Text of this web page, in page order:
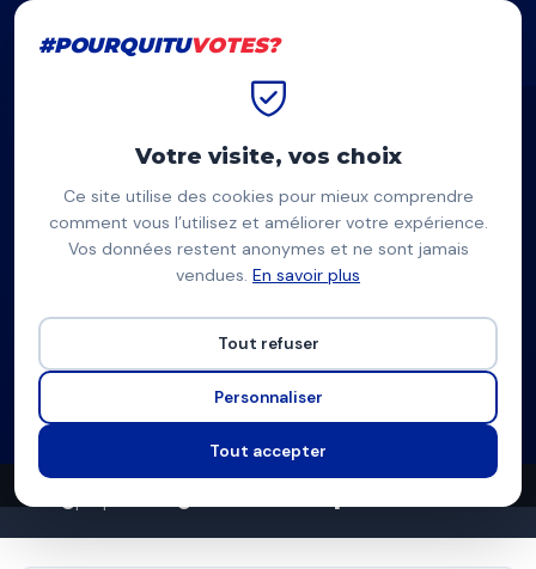
#POURQUITUVOTES?
YZ
Yanis Zerguit
SOLIDAIRE — Garges-lès-Gonesse
Liste divers gauche
0 0 4
#POURQUITUVOTES?
Votre visite, vos choix
Ce site utilise des cookies pour mieux comprendre
comment vous l’utilisez et améliorer votre expérience.
Vos données restent anonymes et ne sont jamais
vendues. En savoir plus
Tout refuser
Personnaliser
Tout accepter